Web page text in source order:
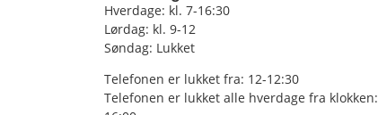
Hverdage: kl. 7-16:30
Lørdag: kl. 9-12
Søndag: Lukket
Telefonen er lukket fra: 12-12:30
Telefonen er lukket alle hverdage fra klokken: